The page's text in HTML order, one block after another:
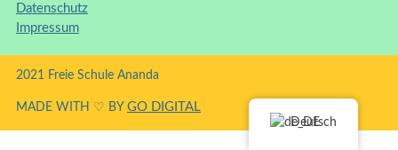
Datenschutz
Impressum
2021 Freie Schule Ananda
MADE WITH ♡ BY GO DIGITAL
Deutsch